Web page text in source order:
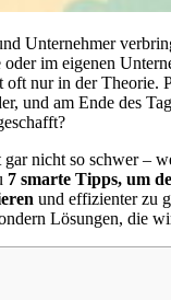
Unternehmer
im eigenen
oft nur in der Theorie.
und am Ende des
nicht so schwer –
7 smarte Tipps, um
und effizienter zu
Lösungen, die